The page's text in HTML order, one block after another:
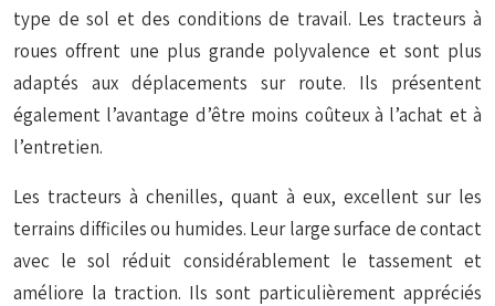
type de sol et des conditions de travail. Les tracteurs à
roues offrent une plus grande polyvalence et sont plus
adaptés aux déplacements sur route. Ils présentent
également l’avantage d’être moins coûteux à l’achat et à
l’entretien.
Les tracteurs à chenilles, quant à eux, excellent sur les
terrains difficiles ou humides. Leur large surface de contact
avec le sol réduit considérablement le tassement et
améliore la traction. Ils sont particulièrement appréciés